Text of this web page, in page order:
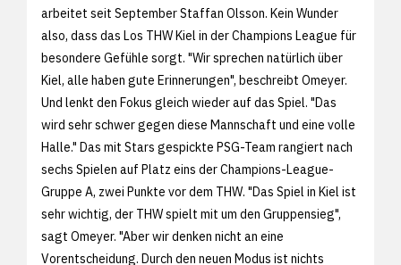
arbeitet seit September Staffan Olsson. Kein Wunder
also, dass das Los THW Kiel in der Champions League für
besondere Gefühle sorgt. "Wir sprechen natürlich über
Kiel, alle haben gute Erinnerungen", beschreibt Omeyer.
Und lenkt den Fokus gleich wieder auf das Spiel. "Das
wird sehr schwer gegen diese Mannschaft und eine volle
Halle." Das mit Stars gespickte PSG-Team rangiert nach
sechs Spielen auf Platz eins der Champions-League-
Gruppe A, zwei Punkte vor dem THW. "Das Spiel in Kiel ist
sehr wichtig, der THW spielt mit um den Gruppensieg",
sagt Omeyer. "Aber wir denken nicht an eine
Vorentscheidung. Durch den neuen Modus ist nichts